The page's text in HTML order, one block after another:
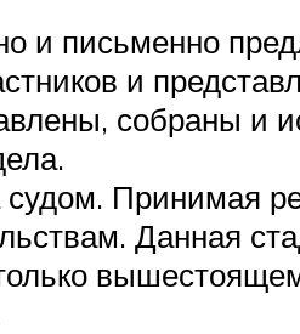
и письменно
и
собраны и
судом. Принимая
Данная